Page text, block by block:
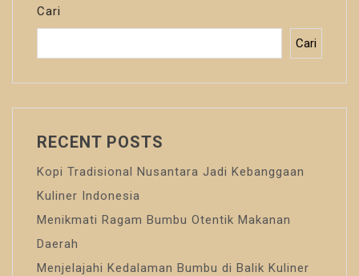
Cari
Cari
RECENT POSTS
Kopi Tradisional Nusantara Jadi Kebanggaan
Kuliner Indonesia
Menikmati Ragam Bumbu Otentik Makanan
Daerah
Menjelajahi Kedalaman Bumbu di Balik Kuliner